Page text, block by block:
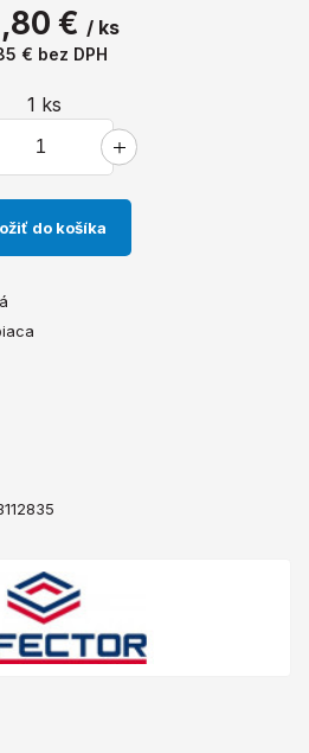
€ / ks
€ bez DPH
1 ks
do košíka